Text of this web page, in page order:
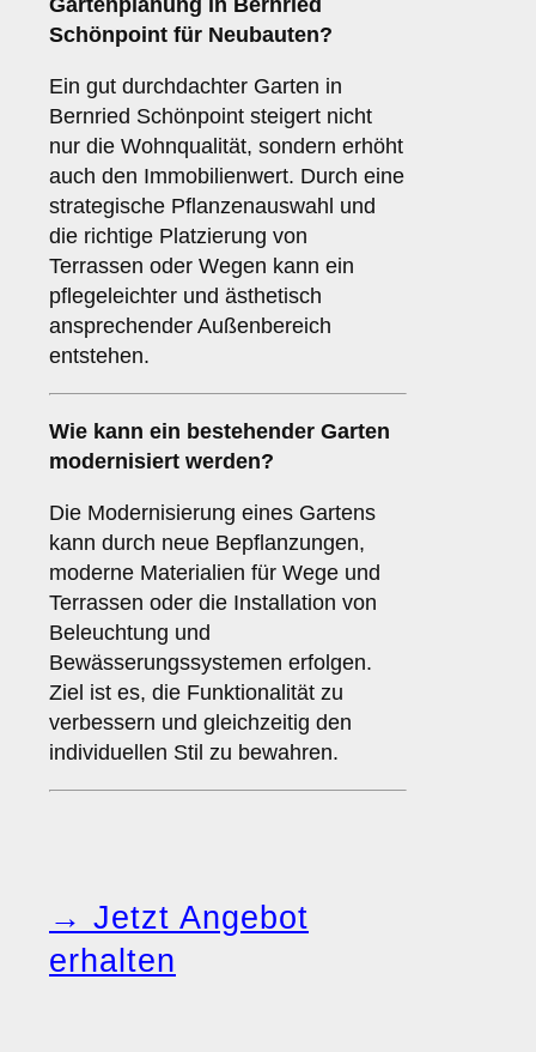
Gartenplanung in Bernried
Schönpoint für Neubauten?
Ein gut durchdachter Garten in
Bernried Schönpoint steigert nicht
nur die Wohnqualität, sondern erhöht
auch den Immobilienwert. Durch eine
strategische Pflanzenauswahl und
die richtige Platzierung von
Terrassen oder Wegen kann ein
pflegeleichter und ästhetisch
ansprechender Außenbereich
entstehen.
Wie kann ein bestehender Garten
modernisiert werden?
Die Modernisierung eines Gartens
kann durch neue Bepflanzungen,
moderne Materialien für Wege und
Terrassen oder die Installation von
Beleuchtung und
Bewässerungssystemen erfolgen.
Ziel ist es, die Funktionalität zu
verbessern und gleichzeitig den
individuellen Stil zu bewahren.
→ Jetzt Angebot
erhalten